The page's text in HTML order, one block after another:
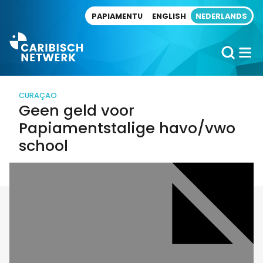
PAPIAMENTU ENGLISH NEDERLANDS
CURAÇAO
Geen geld voor
Papiamentstalige havo/vwo
school